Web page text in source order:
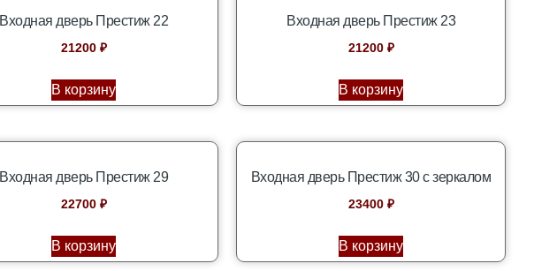
Входная дверь Престиж 22
21200 ₽
В корзину
Входная дверь Престиж 23
21200 ₽
В корзину
Входная дверь Престиж 29
22700 ₽
В корзину
Входная дверь Престиж 30 с зеркалом
23400 ₽
В корзину